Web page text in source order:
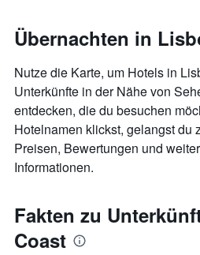
Übernachten in
Nutze die Karte, um Hotels in
Unterkünfte in der Nähe von
entdecken, die du besuchen
Hotelnamen klickst, gelangst du
Preisen, Bewertungen und
Informationen.
Fakten zu
Coast